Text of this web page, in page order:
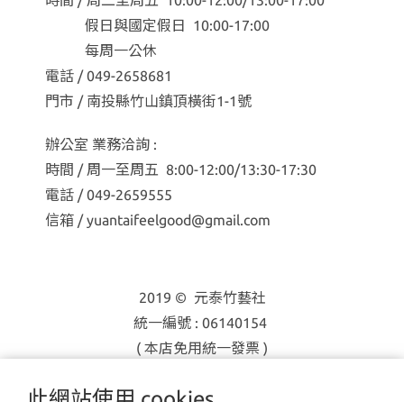
假日與國定假日 10:00-17:00
每周一公休
電話 / 049-2658681
門市 / 南投縣竹山鎮頂橫街1-1號
辦公室 業務洽詢 :
時間 / 周一至周五 8:00-12:00/13:30-17:30
電話 / 049-2659555
信箱 / yuantaifeelgood@gmail.com
2019 © 元泰竹藝社
統一編號 : 06140154
( 本店免用統一發票 )